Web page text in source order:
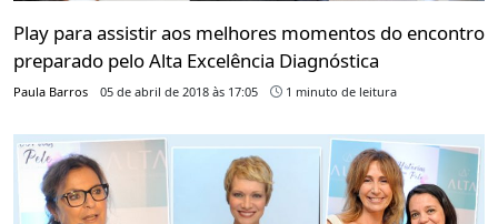
Play para assistir aos melhores momentos do encontro
preparado pelo Alta Excelência Diagnóstica
Paula Barros 05 de abril de 2018 às 17:05 1 minuto de leitura